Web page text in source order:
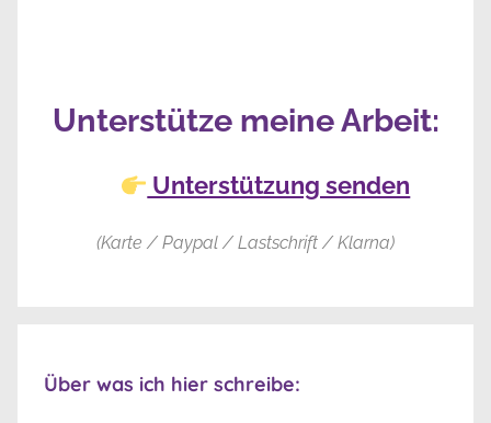
Unterstütze meine Arbeit:
Unterstützung senden
(Karte / Paypal / Lastschrift / Klarna)
Über was ich hier schreibe: